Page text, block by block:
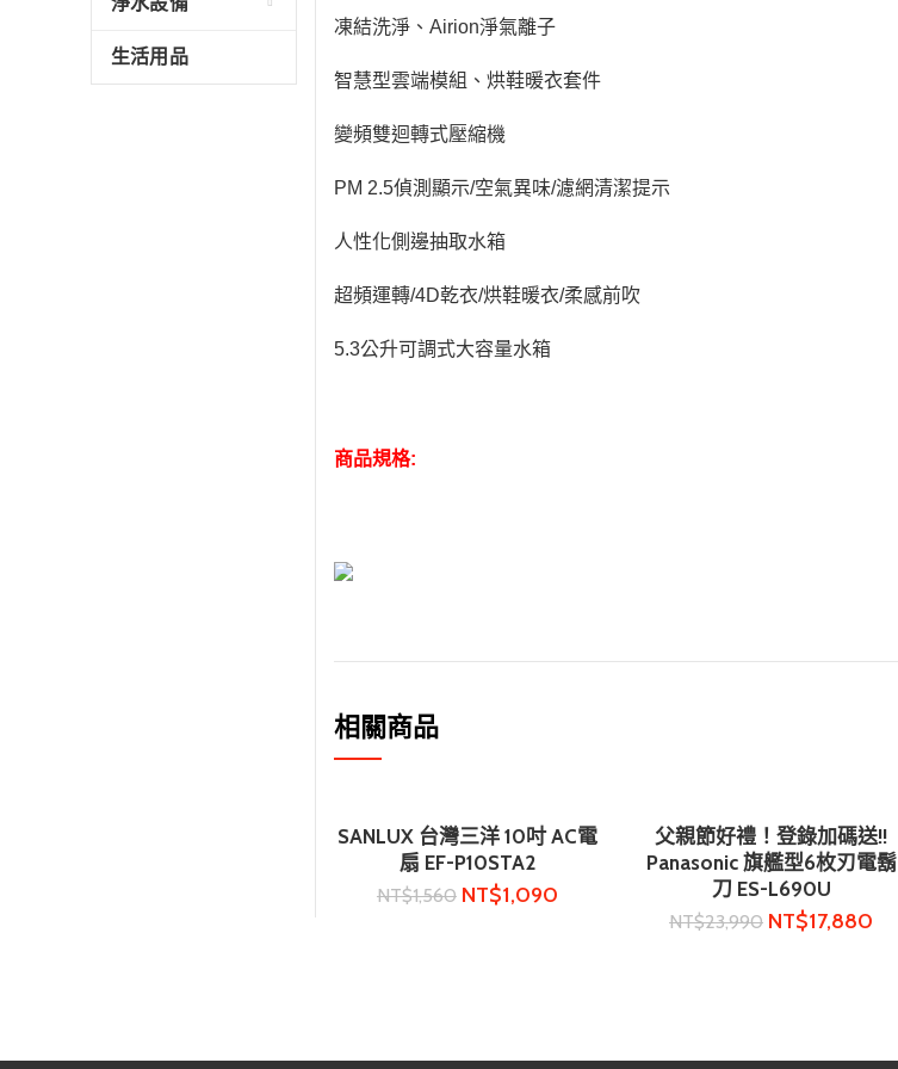
凍結洗淨、Airion淨氣離子
智慧型雲端模組、烘鞋暖衣套件
變頻雙迴轉式壓縮機
PM 2.5偵測顯示/空氣異味/濾網清潔提示
人性化側邊抽取水箱
超頻運轉/4D乾衣/烘鞋暖衣/柔感前吹
5.3公升可調式大容量水箱
商品規格:
相關商品
加入購物車
SANLUX 台灣三洋 10吋 AC電
扇 EF-P10STA2
NT$1,560 NT$1,090
加入購物車
父親節好禮！登錄加碼送!!
Panasonic 旗艦型6枚刃電鬍
刀 ES-L690U
NT$23,990 NT$17,880
生活用品